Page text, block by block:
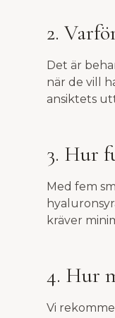
2.
Det är
när de vill
ansiktets
3. Hur
Med fem
kräver
4. Hur
Vi